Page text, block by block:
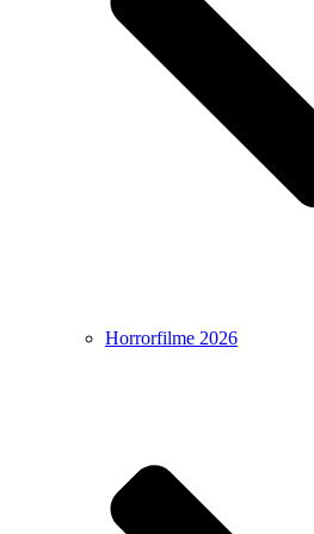
Horrorfilme 2026